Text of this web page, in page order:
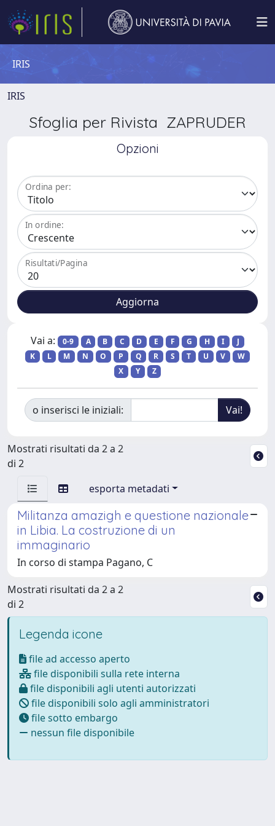
IRIS
IRIS
Sfoglia per Rivista ZAPRUDER
Opzioni
Ordina per:
In ordine:
Risultati/Pagina
Vai a: 0-9 A B C D E F G H I
J
K
L M N O P Q R S T U V
W
X
Y Z
o inserisci le iniziali:
Mostrati risultati da 2 a 2
di 2
esporta metadati
Militanza amazigh e questione nazionale
in Libia. La costruzione di un
immaginario
In corso di stampa Pagano, C
Mostrati risultati da 2 a 2
di 2
Legenda icone
file ad accesso aperto
file disponibili sulla rete interna
file disponibili agli utenti autorizzati
file disponibili solo agli amministratori
file sotto embargo
nessun file disponibile